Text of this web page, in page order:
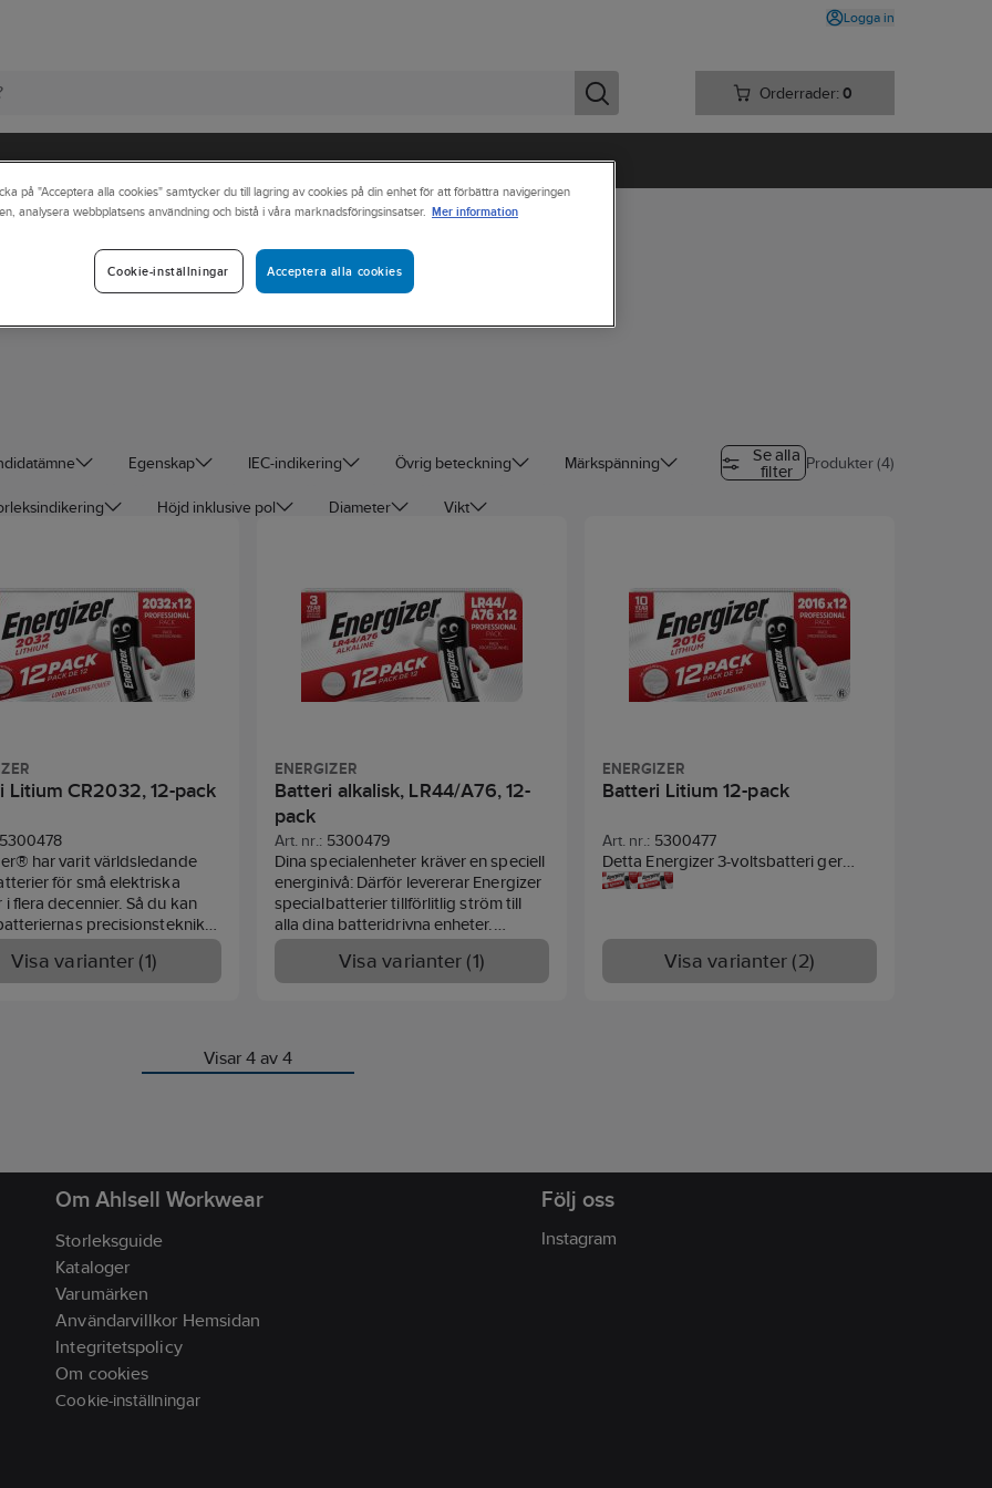
Logga in
Orderrader: 0
Egenskap IEC-indikering Övrig beteckning Märkspänning
Höjd inklusive pol Diameter Vikt
Se alla
filter
Produkter (4)
Litium CR2032, 12-pack
5300478
har varit världsledande
för små elektriska
i flera decennier. Så du kan
precisionsteknik
kan driva alla dina små
enheter, från
till de senaste spelen
•datorer •personlig hygien
Visa varianter (1)
ENERGIZER
Batteri alkalisk, LR44/A76, 12-
pack
Art. nr.: 5300479
Dina specialenheter kräver en speciell
energinivå: Därför levererar Energizer
specialbatterier tillförlitlig ström till
alla dina batteridrivna enheter.
Oavsett om det gäller dina trådlösa
headset, spelkontroller, kameror eller
medicintekniska produkter, är du
Visa varianter (1)
ENERGIZER
Batteri Litium 12-pack
Art. nr.: 5300477
Detta Energizer 3-voltsbatteri ger
långvarig och pålitlig ström för dina
fjärrkontroller, nyckelringar, klockor,
leksaker och spel - och ännu fler
specialiserade enheter.
Visa varianter (2)
Visar 4 av 4
Om Ahlsell Workwear
Storleksguide
Kataloger
Varumärken
Användarvillkor Hemsidan
Integritetspolicy
Om cookies
Cookie-inställningar
Följ oss
Instagram
på "Acceptera alla cookies" samtycker du till lagring av cookies på din enhet för att förbättra navigeringen
analysera webbplatsens användning och bistå i våra marknadsföringsinsatser. Mer information
Acceptera alla cookies
Cookie-inställningar